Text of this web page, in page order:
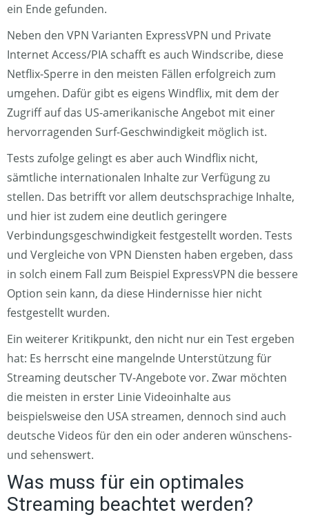
ein Ende gefunden.
Neben den VPN Varianten ExpressVPN und Private
Internet Access/PIA schafft es auch Windscribe, diese
Netflix-Sperre in den meisten Fällen erfolgreich zum
umgehen. Dafür gibt es eigens Windflix, mit dem der
Zugriff auf das US-amerikanische Angebot mit einer
hervorragenden Surf-Geschwindigkeit möglich ist.
Tests zufolge gelingt es aber auch Windflix nicht,
sämtliche internationalen Inhalte zur Verfügung zu
stellen. Das betrifft vor allem deutschsprachige Inhalte,
und hier ist zudem eine deutlich geringere
Verbindungsgeschwindigkeit festgestellt worden. Tests
und Vergleiche von VPN Diensten haben ergeben, dass
in solch einem Fall zum Beispiel ExpressVPN die bessere
Option sein kann, da diese Hindernisse hier nicht
festgestellt wurden.
Ein weiterer Kritikpunkt, den nicht nur ein Test ergeben
hat: Es herrscht eine mangelnde Unterstützung für
Streaming deutscher TV-Angebote vor. Zwar möchten
die meisten in erster Linie Videoinhalte aus
beispielsweise den USA streamen, dennoch sind auch
deutsche Videos für den ein oder anderen wünschens-
und sehenswert.
Was muss für ein optimales
Streaming beachtet werden?